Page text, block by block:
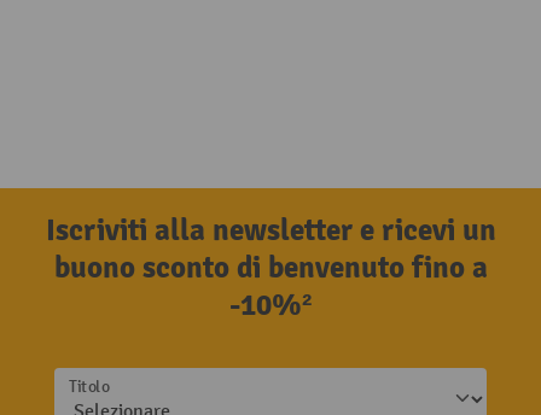
Iscriviti alla newsletter e ricevi un
buono sconto di benvenuto fino a
-10%²
Titolo